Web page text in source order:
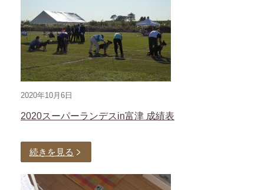
2020年10月6日
2020スーパーランデスin富津 成績表
続きを見る